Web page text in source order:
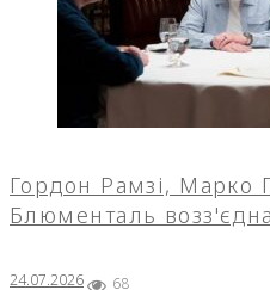
Гордон Рамзі, Марко
Блюменталь
24.07.2026 68